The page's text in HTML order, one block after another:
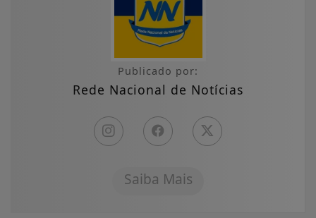
Publicado por:
Rede Nacional de Notícias
Saiba Mais